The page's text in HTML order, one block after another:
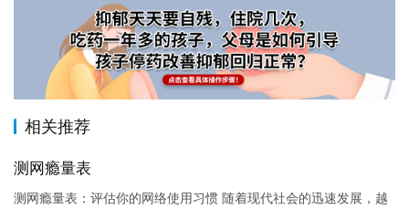
相关推荐
测网瘾量表
测网瘾量表：评估你的网络使用习惯 随着现代社会的迅速发展，越